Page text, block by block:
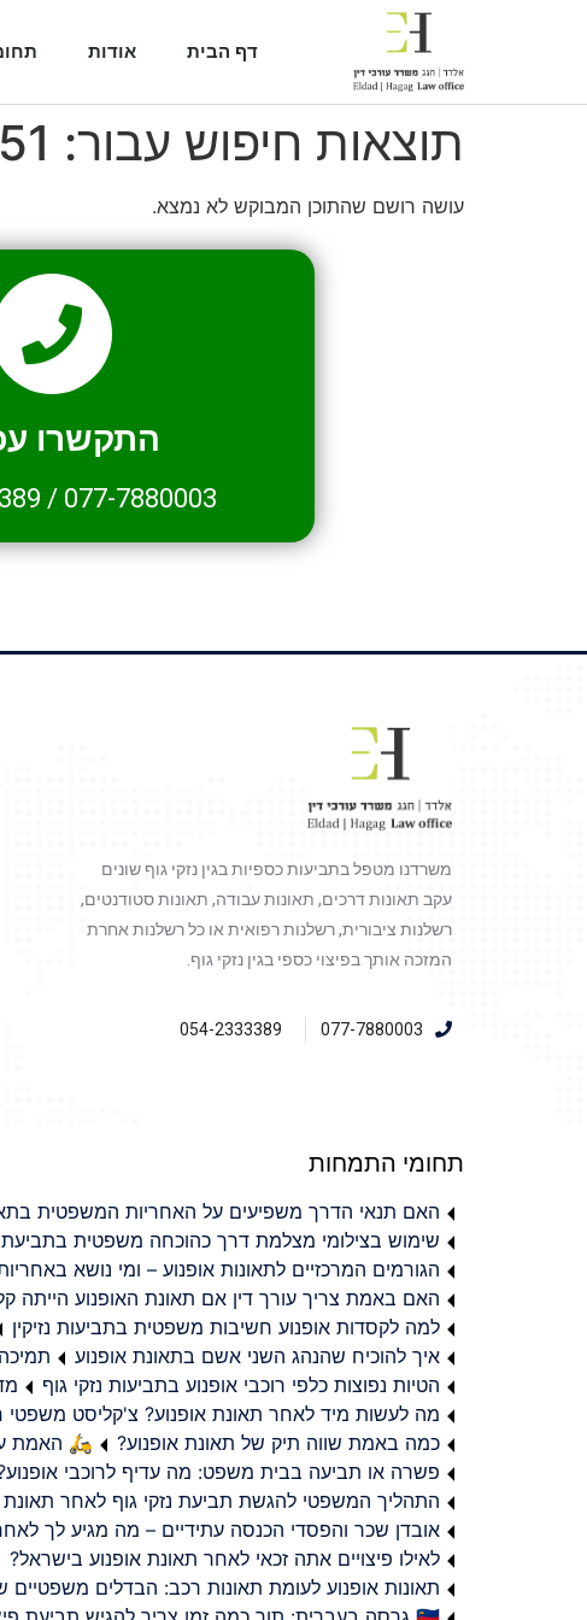
דף הבית אודות
תוצאות חיפוש עבור:
עושה רושם שהתוכן המבוקש לא נמצא.
התקשרו
077-7880003
/
משרדנו מטפל בתביעות כספיות בגין נזקי גוף שונים
עקב תאונות דרכים, תאונות עבודה, תאונות סטודנטים,
רשלנות ציבורית, רשלנות רפואית או כל רשלנות אחרת
המזכה אותך בפיצוי כספי בגין נזקי גוף.
077-7880003
054-2333389
תחומי התמחות
האם תנאי הדרך משפיעים על האחריות המשפטית
שימוש בצילומי מצלמת דרך כהוכחה משפטית בתביעת
הגורמים המרכזיים לתאונות אופנוע – ומי נושא
האם באמת צריך עורך דין אם תאונת האופנוע הייתה
למה לקסדות אופנוע חשיבות משפטית בתביעות נזיקין
איך להוכיח שהנהג השני אשם בתאונת אופנוע
הטיות נפוצות כלפי רוכבי אופנוע בתביעות נזקי גוף
מה לעשות מיד לאחר תאונת אופנוע? צ'קליסט משפטי
כמה באמת שווה תיק של תאונת אופנוע?
🛵 האמת על
פשרה או תביעה בבית משפט: מה עדיף לרוכבי
התהליך המשפטי להגשת תביעת נזקי גוף לאחר תאונת
אובדן שכר והפסדי הכנסה עתידיים – מה מגיע לך
לאילו פיצויים אתה זכאי לאחר תאונת אופנוע בישראל?
תאונות אופנוע לעומת תאונות רכב: הבדלים משפטיים